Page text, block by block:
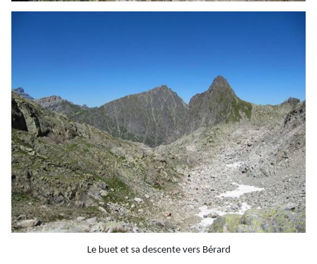
Le buetet sa descente vers Bérard